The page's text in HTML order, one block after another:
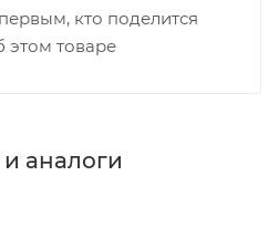
кто поделится
товаре
аналоги